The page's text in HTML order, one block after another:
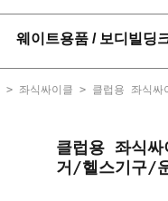
웨이트용품 / 보디빌딩
> 좌식싸이클 > 클럽용 좌식싸
클럽용 좌식
거/헬스기구/